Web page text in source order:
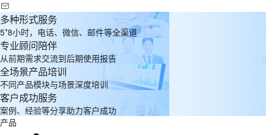
多种形式服务
5*8小时，电话、微信、邮件等全渠道
专业顾问陪伴
从前期需求交流到后期使用报告
全场景产品培训
不同产品模块与场景深度培训
客户成功服务
案例、经验等分享助力客户成功
产品